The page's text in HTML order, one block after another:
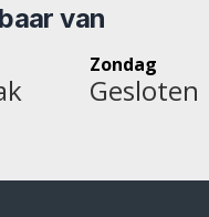
van
Zondag
Gesloten